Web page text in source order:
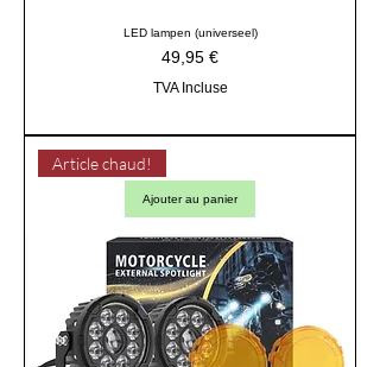
LED lampen (universeel)
Prix
49,95 €
TVA Incluse
Ajouter au panier
Article chaud!